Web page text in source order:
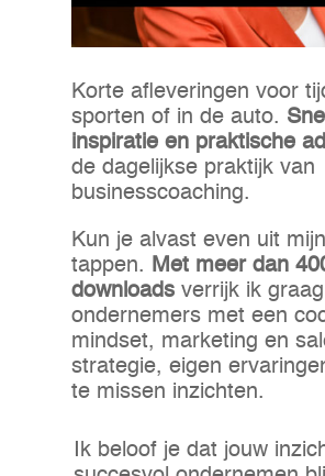
Korte afleveringen voor
sporten of in de auto.
inspiratie en praktische
de dagelijkse praktijk van
businesscoaching.
Kun je alvast even uit
tappen. Met meer dan
downloadsverrijk ik graag
ondernemers met een
mindset, marketing en
strategie, eigen
te missen inzichten.
Ik beloof je dat jouw